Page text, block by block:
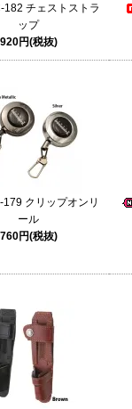
182 チェストストラ
ップ
920円(税抜)
179 クリップオンリ
ール
760円(税抜)